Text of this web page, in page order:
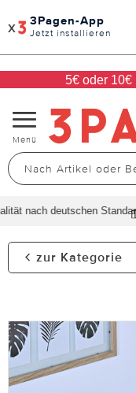
x 3Pagen-App
Jetzt installieren
5€ oder
Navigation
umschalten
Menü
nach deutschen Standards
zur Kategorie